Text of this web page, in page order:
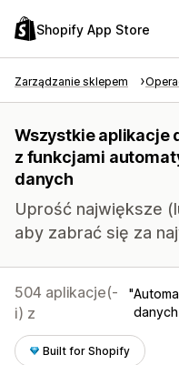
Shopify App Store
Zarządzanie sklepem
Wszystkie aplikacje
z funkcjami
danych
Uprość największe
aby zabrać się za
504 aplikacje(-
i) z
danych
Built for Shopify